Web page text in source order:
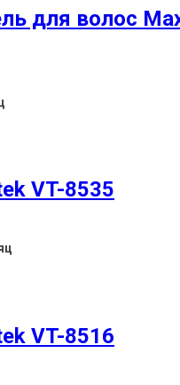
для волос
VT-8535
VT-8516